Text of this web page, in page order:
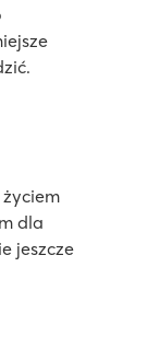
dla
jeszcze